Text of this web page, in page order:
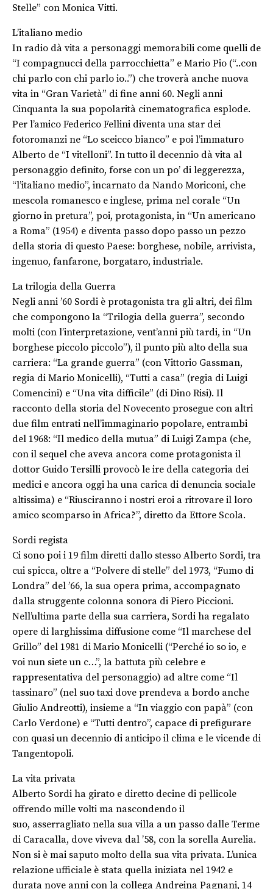
Stelle” con Monica Vitti.
L’italiano medio
In radio dà vita a personaggi memorabili come quelli de
“I compagnucci della parrocchietta” e Mario Pio (“..con
chi parlo con chi parlo io..”) che troverà anche nuova
vita in “Gran Varietà” di fine anni 60. Negli anni
Cinquanta la sua popolarità cinematografica esplode.
Per l’amico Federico Fellini diventa una star dei
fotoromanzi ne “Lo sceicco bianco” e poi l’immaturo
Alberto de “I vitelloni”. In tutto il decennio dà vita al
personaggio definito, forse con un po’ di leggerezza,
“l’italiano medio”, incarnato da Nando Moriconi, che
mescola romanesco e inglese, prima nel corale “Un
giorno in pretura”, poi, protagonista, in “Un americano
a Roma” (1954) e diventa passo dopo passo un pezzo
della storia di questo Paese: borghese, nobile, arrivista,
ingenuo, fanfarone, borgataro, industriale.
La trilogia della Guerra
Negli anni ’60 Sordi è protagonista tra gli altri, dei film
che compongono la “Trilogia della guerra”, secondo
molti (con l’interpretazione, vent’anni più tardi, in “Un
borghese piccolo piccolo”), il punto più alto della sua
carriera: “La grande guerra” (con Vittorio Gassman,
regia di Mario Monicelli), “Tutti a casa” (regia di Luigi
Comencini) e “Una vita difficile” (di Dino Risi). Il
racconto della storia del Novecento prosegue con altri
due film entrati nell’immaginario popolare, entrambi
del 1968: “Il medico della mutua” di Luigi Zampa (che,
con il sequel che aveva ancora come protagonista il
dottor Guido Tersilli provocò le ire della categoria dei
medici e ancora oggi ha una carica di denuncia sociale
altissima) e “Riusciranno i nostri eroi a ritrovare il loro
amico scomparso in Africa?”, diretto da Ettore Scola.
Sordi regista
Ci sono poi i 19 film diretti dallo stesso Alberto Sordi, tra
cui spicca, oltre a “Polvere di stelle” del 1973, “Fumo di
Londra” del ’66, la sua opera prima, accompagnato
dalla struggente colonna sonora di Piero Piccioni.
Nell’ultima parte della sua carriera, Sordi ha regalato
opere di larghissima diffusione come “Il marchese del
Grillo” del 1981 di Mario Monicelli (“Perché io so io, e
voi nun siete un c…”, la battuta più celebre e
rappresentativa del personaggio) ad altre come “Il
tassinaro” (nel suo taxi dove prendeva a bordo anche
Giulio Andreotti), insieme a “In viaggio con papà” (con
Carlo Verdone) e “Tutti dentro”, capace di prefigurare
con quasi un decennio di anticipo il clima e le vicende di
Tangentopoli.
La vita privata
Alberto Sordi ha girato e diretto decine di pellicole
offrendo mille volti ma nascondendo il
suo, asserragliato nella sua villa a un passo dalle Terme
di Caracalla, dove viveva dal ’58, con la sorella Aurelia.
Non si è mai saputo molto della sua vita privata. L’unica
relazione ufficiale è stata quella iniziata nel 1942 e
durata nove anni con la collega Andreina Pagnani, 14